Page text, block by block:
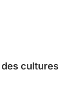
cultures